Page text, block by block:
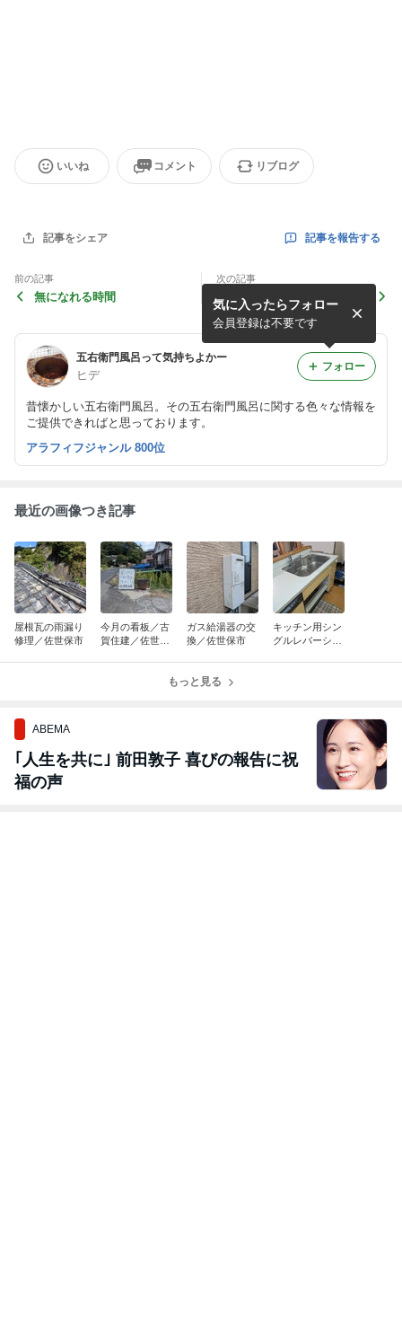
いいね コメント リブログ
記事をシェア 記事を報告する
前の記事
無になれる時間
次の記事
子供が膝に座ってくれるのも
五右衛門風呂って気持ちよかー
ヒデ
昔懐かしい五右衛門風呂。その五右衛門風呂に関する色々な情報を
ご提供できればと思っております。
気に入ったらフォロー
会員登録は不要です
フォロー
アラフィフジャンル 800位
最近の画像つき記事
屋根瓦の雨漏り
修理／佐世保市
今月の看板／古
賀住建／佐世保
ガス給湯器の交
換／佐世保市
キッチン用シン
グルレバーシャ
もっと見る
ABEMA
｢人生を共に｣ 前田敦子 喜びの報告に祝
福の声